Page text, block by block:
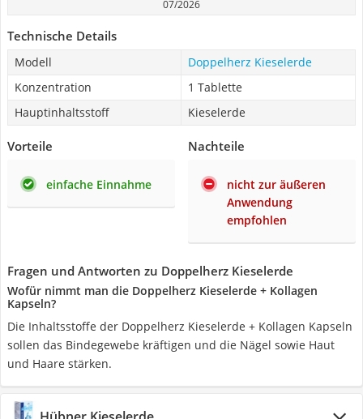
07/2026
Technische Details
Modell
Doppelherz Kieselerde
Konzentration
1 Tablette
Hauptinhaltsstoff
Kieselerde
Vorteile
einfache Einnahme
Nachteile
nicht zur äußeren
Anwendung
empfohlen
Fragen und Antworten zu Doppelherz Kieselerde
Wofür nimmt man die Doppelherz Kieselerde + Kollagen
Kapseln?
Die Inhaltsstoffe der Doppelherz Kieselerde + Kollagen Kapseln
sollen das Bindegewebe kräftigen und die Nägel sowie Haut
und Haare stärken.